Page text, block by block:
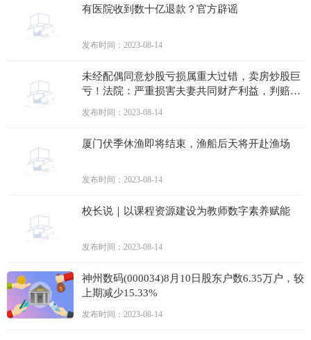
有医院收到数十亿退款？官方辟谣
发布时间：2023-08-14
未经配偶同意炒股亏损属重大过错，卖房炒股巨
亏！法院：严重损害夫妻共同财产利益，判赔妻
发布时间：2023-08-14
厦门伏季休渔即将结束，渔船后天将开赴渔场
发布时间：2023-08-14
校长说｜以课程资源建设为教师数字素养赋能
发布时间：2023-08-14
神州数码(000034)8月10日股东户数6.35万户，较
上期减少15.33%
发布时间：2023-08-14